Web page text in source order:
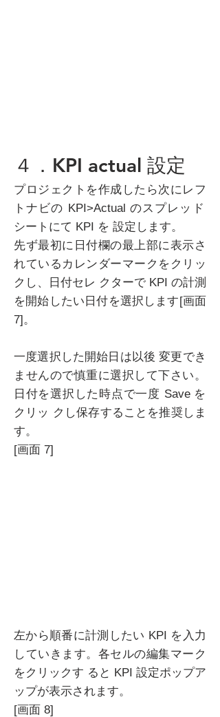
４．KPI actual 設定
プロジェクトを作成したら次にレフ
トナビの KPI>Actual のスプレッド
シートにて KPI を 設定します。
先ず最初に日付欄の最上部に表示さ
れているカレンダーマークをクリッ
クし、日付セレ クターで KPI の計測
を開始したい日付を選択します[画面
7]。
一度選択した開始日は以後 変更でき
ませんので慎重に選択して下さい。
日付を選択した時点で一度 Save を
クリッ クし保存することを推奨しま
す。
[画面 7]
左から順番に計測したい KPI を入力
していきます。各セルの編集マーク
をクリックす ると KPI 設定ポップア
ップが表示されます。
[画面 8]